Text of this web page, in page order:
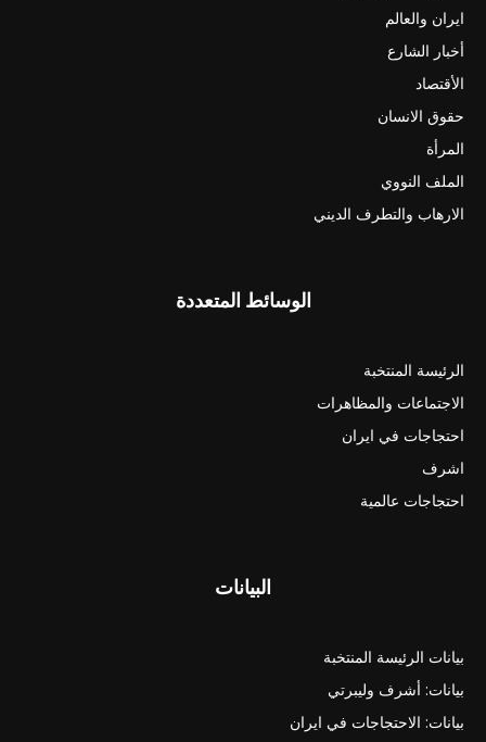
ايران والعالم
أخبار الشارع
الأقتصاد
حقوق الانسان
المرأة
الملف النووي
الارهاب والتطرف الديني
الوسائط المتعددة
الرئيسة المنتخبة
الاجتماعات والمظاهرات
احتجاجات في ايران
اشرف
احتجاجات عالمية
البيانات
بيانات الرئيسة المنتخبة
بيانات: أشرف وليبرتي
بيانات: الاحتجاجات في ايران